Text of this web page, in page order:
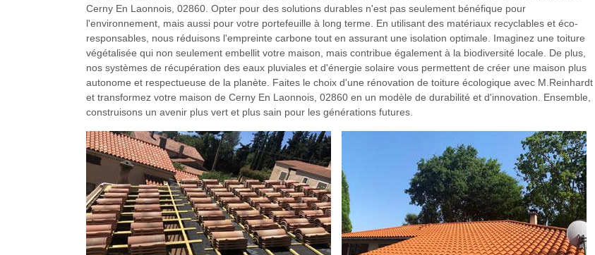
Cerny En Laonnois, 02860. Opter pour des solutions durables n'est pas seulement bénéfique pour
l'environnement, mais aussi pour votre portefeuille à long terme. En utilisant des matériaux recyclables et éco-
responsables, nous réduisons l'empreinte carbone tout en assurant une isolation optimale. Imaginez une toiture
végétalisée qui non seulement embellit votre maison, mais contribue également à la biodiversité locale. De plus,
nos systèmes de récupération des eaux pluviales et d'énergie solaire vous permettent de créer une maison plus
autonome et respectueuse de la planète. Faites le choix d'une rénovation de toiture écologique avec M.Reinhardt
et transformez votre maison de Cerny En Laonnois, 02860 en un modèle de durabilité et d'innovation. Ensemble,
construisons un avenir plus vert et plus sain pour les générations futures.